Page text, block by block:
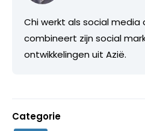
Chi werkt als social media
combineert zijn social
ontwikkelingen uit Azië.
Categorie